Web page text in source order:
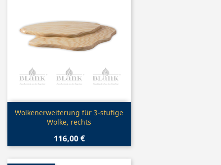
Vorschau
Wolkenerweiterung für 3-stufige
Wolke, rechts
116,00 €